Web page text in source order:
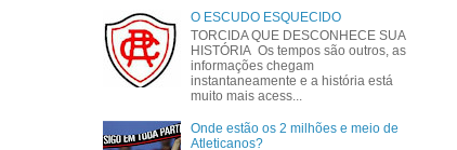
O ESCUDO ESQUECIDO
TORCIDA QUE DESCONHECE SUA
HISTÓRIA Os tempos são outros, as
informações chegam
instantaneamente e a história está
muito mais acess...
Onde estão os 2 milhões e meio de
Atleticanos?